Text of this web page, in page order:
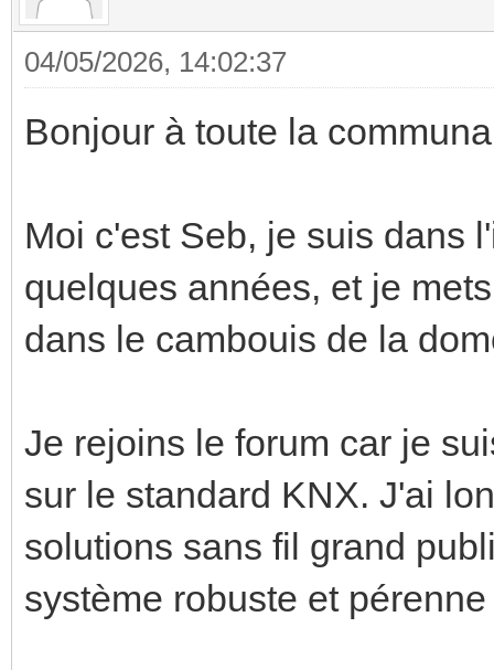
04/05/2026, 14:02:37
Bonjour à toute la
Moi c'est Seb, je suis dans
quelques années, et je
dans le cambouis de la
Je rejoins le forum car je
sur le standard KNX. J'ai
solutions sans fil grand
système robuste et